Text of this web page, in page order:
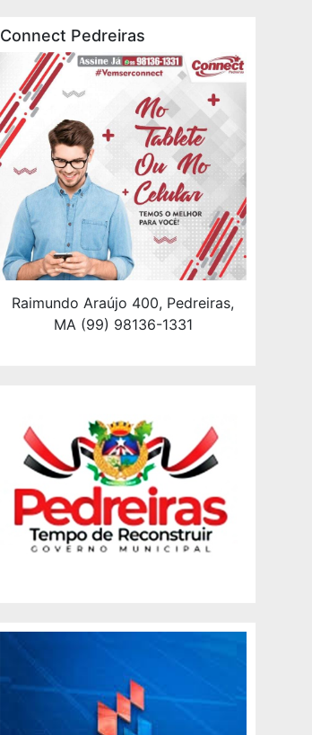
Connect Pedreiras
Raimundo Araújo 400, Pedreiras,
MA (99) 98136-1331